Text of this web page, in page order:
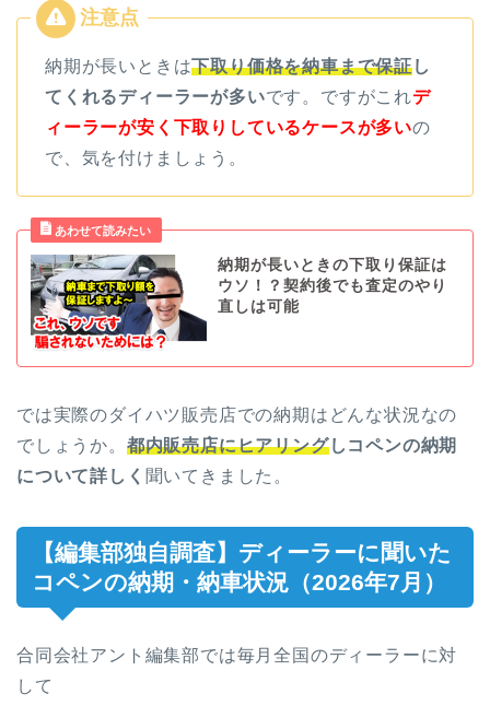
納期が長いときは下取り価格を納車まで保証 し
てくれるディーラーが多いです。ですがこれデ
ィーラーが安く下取りしているケースが多いの
で、気を付けましょう。
納期が長いときの下取り保証は
ウソ！？契約後でも査定のやり
直しは可能
では実際のダイハツ販売店での納期はどんな状況なの
でしょうか。 都内販売店にヒアリングしコペンの納期
について詳しく 聞いてきました。
【編集部独自調査】ディーラーに聞いた
コペンの納期・納車状況（2026年7月）
合同会社アント編集部では毎月全国のディーラーに対
して